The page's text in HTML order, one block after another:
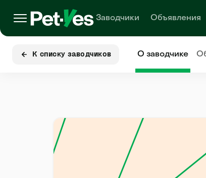
Заводчики Объявления
К списку заводчиков О заводчике